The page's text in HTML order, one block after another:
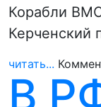
Корабли
Керченский
читать...
В